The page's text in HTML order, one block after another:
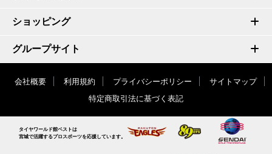
ショッピング
グループサイト
会社概要 利用規約 プライバシーポリシー
サイトマップ
特定商取引法に基づく表記
タイヤワールド館ベストは
宮城で活躍するプロスポーツを応援しています。